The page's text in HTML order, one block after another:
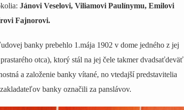
Jánovi Veselovi, Viliamovi Paulínymu, Emilovi
Fajnorovi.
banky prebehlo 1.mája 1902 v dome jedného z jej
otca), ktorý stál na jej čele takmer dvadsaťdeväť
a založenie banky vítané, no vtedajší predstavitelia
banky označili za panslávov.